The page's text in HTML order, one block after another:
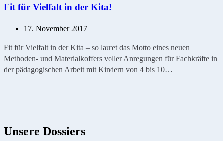
Fit für Vielfalt in der Kita!
17. November 2017
Fit für Vielfalt in der Kita – so lautet das Motto eines neuen
Methoden- und Materialkoffers voller Anregungen für Fachkräfte in
der pädagogischen Arbeit mit Kindern von 4 bis 10…
Unsere Dossiers